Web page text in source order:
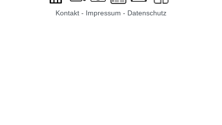
Kontakt - Impressum - Datenschutz